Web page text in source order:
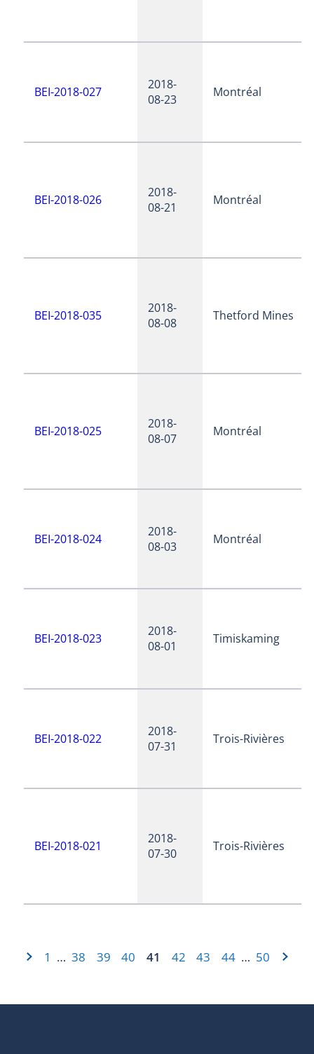
BEI-2018-027
2018-
08-23
Montréal
BEI-2018-026
2018-
08-21
Montréal
BEI-2018-035
2018-
08-08
Thetford Mines
BEI-2018-025
2018-
08-07
Montréal
BEI-2018-024
2018-
08-03
Montréal
BEI-2018-023
2018-
08-01
Timiskaming
BEI-2018-022
2018-
07-31
Trois-Rivières
BEI-2018-021
2018-
07-30
Trois-Rivières
1 … 38 39 40 41 42 43 44 … 50